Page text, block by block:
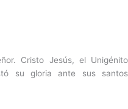
Cristo Jesús, el Unigénito
su gloria ante sus santos